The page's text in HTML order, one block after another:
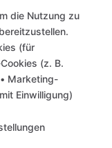
die Nutzung zu
(für
(z. B.
Marketing-
Einwilligung)